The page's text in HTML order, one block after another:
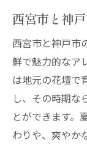
西宮市と神
西宮市と神戸市
鮮で魅力的なア
は地元の花壇で
し、その時期な
とができます。
わりや、爽やか